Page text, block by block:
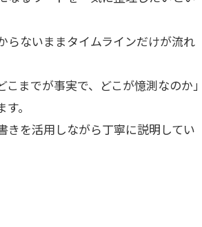
らないままタイムラインだけが流れ
までが事実で、どこが憶測なのか」
。
きを活用しながら丁寧に説明してい